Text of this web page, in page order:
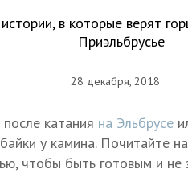
в которые верят
Приэльбрусье
28 декабря, 2018
катания на Эльбрусе
у камина. Почитайте
чтобы быть готовым и не